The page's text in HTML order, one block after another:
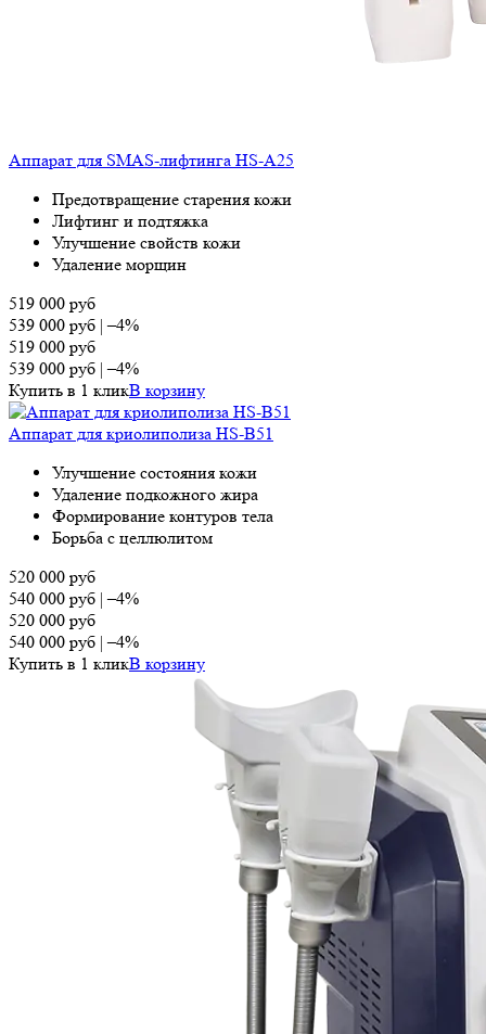
Аппарат для SMAS-лифтинга HS-A25
Предотвращение старения кожи
Лифтинг и подтяжка
Улучшение свойств кожи
Удаление морщин
519 000 руб
539 000 руб |–4%
519 000 руб
539 000 руб |–4%
Купить в 1 кликВ корзину
Аппарат для криолиполиза HS-B51
Улучшение состояния кожи
Удаление подкожного жира
Формирование контуров тела
Борьба с целлюлитом
520 000 руб
540 000 руб |–4%
520 000 руб
540 000 руб |–4%
Купить в 1 кликВ корзину